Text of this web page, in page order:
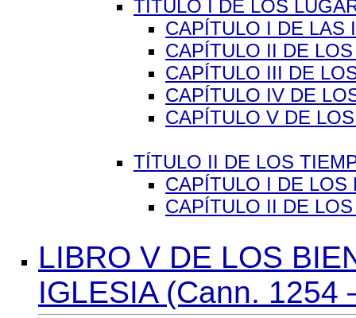
TÍTULO I DE LOS
CAPÍTULO I DE LAS
CAPÍTULO II DE
CAPÍTULO III DE
CAPÍTULO IV DE
CAPÍTULO V DE
TÍTULO II DE LOS
CAPÍTULO I DE LOS
CAPÍTULO II DE
LIBRO V DE LOS
IGLESIA (Cann. 1254